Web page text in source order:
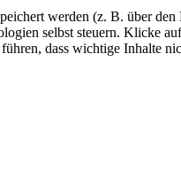
werden (z. B. über
selbst steuern. Klicke
dass wichtige Inhalte